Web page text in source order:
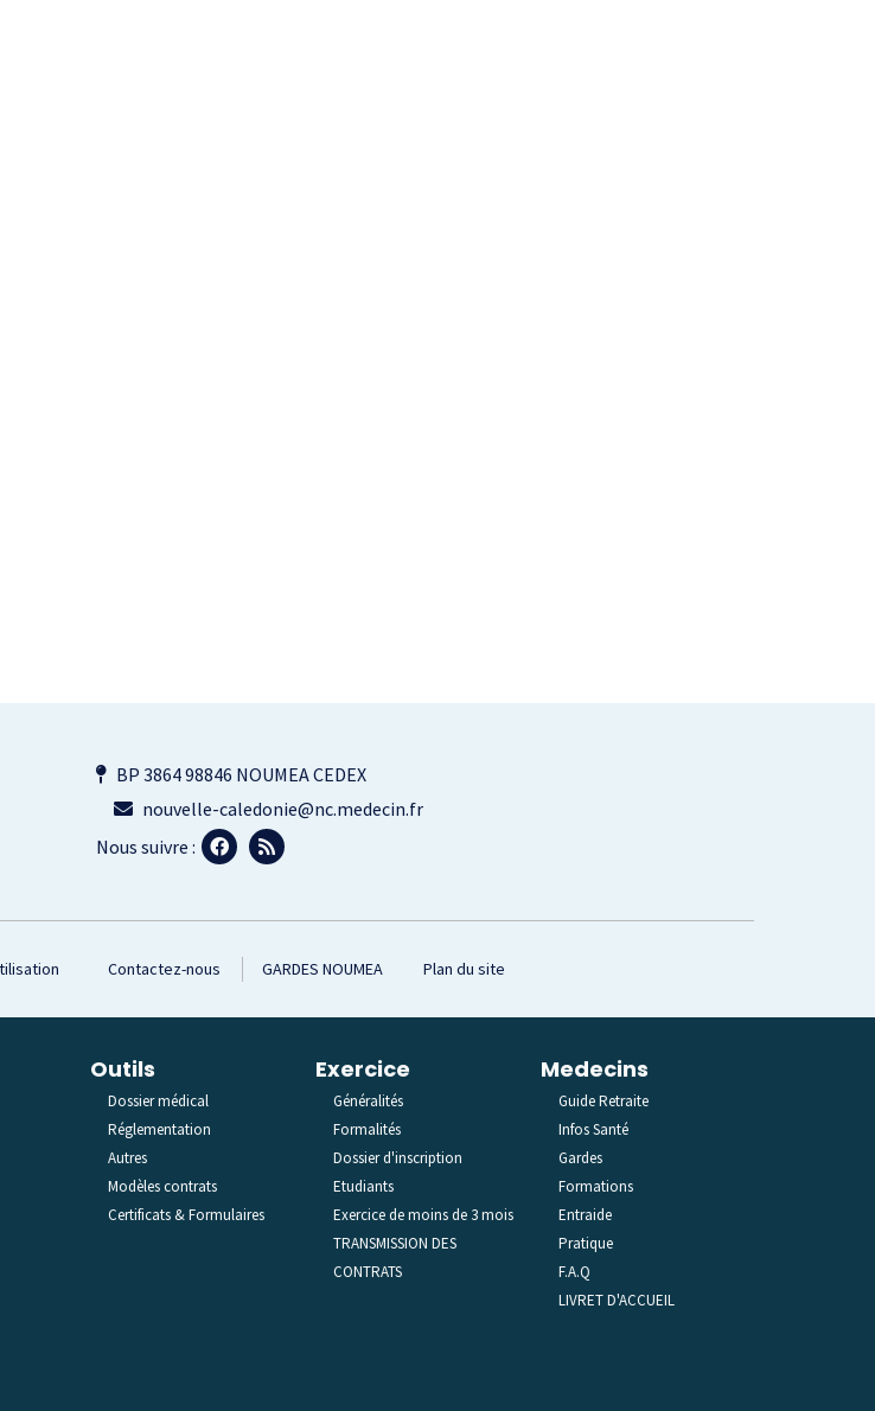
BP 3864 98846 NOUMEA CEDEX
nouvelle-caledonie@nc.medecin.fr
Nous suivre :
Contactez-nous GARDES NOUMEA Plan du site
Outils
Dossier médical
Réglementation
Autres
Modèles contrats
Certificats & Formulaires
Exercice
Généralités
Formalités
Dossier d'inscription
Etudiants
Exercice de moins de 3 mois
TRANSMISSION DES
CONTRATS
Medecins
Guide Retraite
Infos Santé
Gardes
Formations
Entraide
Pratique
F.A.Q
LIVRET D'ACCUEIL